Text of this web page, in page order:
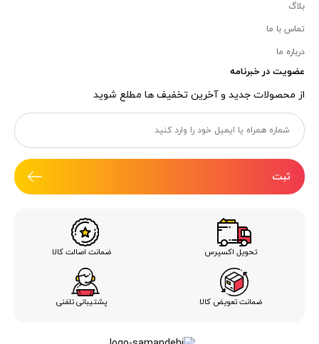
بلاگ
تماس با ما
درباره ما
عضویت در خبرنامه
از محصولات جدید و آخرین تخفیف ها مطلع شوید
ثبت
تحویل اکسپرس ضمانت اصالت کالا
ضمانت تعویض کالا پشتیبانی تلفنی